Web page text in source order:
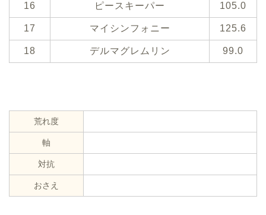
16 ピースキーパー 105.0
17 マイシンフォニー 125.6
18 デルマグレムリン 99.0
荒れ度
軸
対抗
おさえ